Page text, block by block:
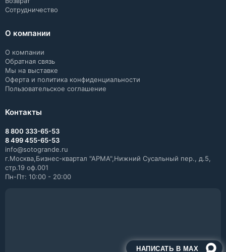
НАПИСАТЬ В MAX
Сотрудничество
О компании
О компании
Обратная связь
Мы на выставке
Оферта и политика конфиденциальности
Пользовательское соглашение
Контакты
8 800 333-65-53
8 499 455-65-53
info@sotogrande.ru
г.Москва,Бизнес-квартал "АРМА",Нижний Сусальный пер., д.5,
стр.19 оф.001
Пн-Пт: 10:00 - 20:00